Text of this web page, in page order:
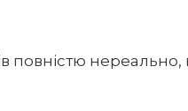
повністю